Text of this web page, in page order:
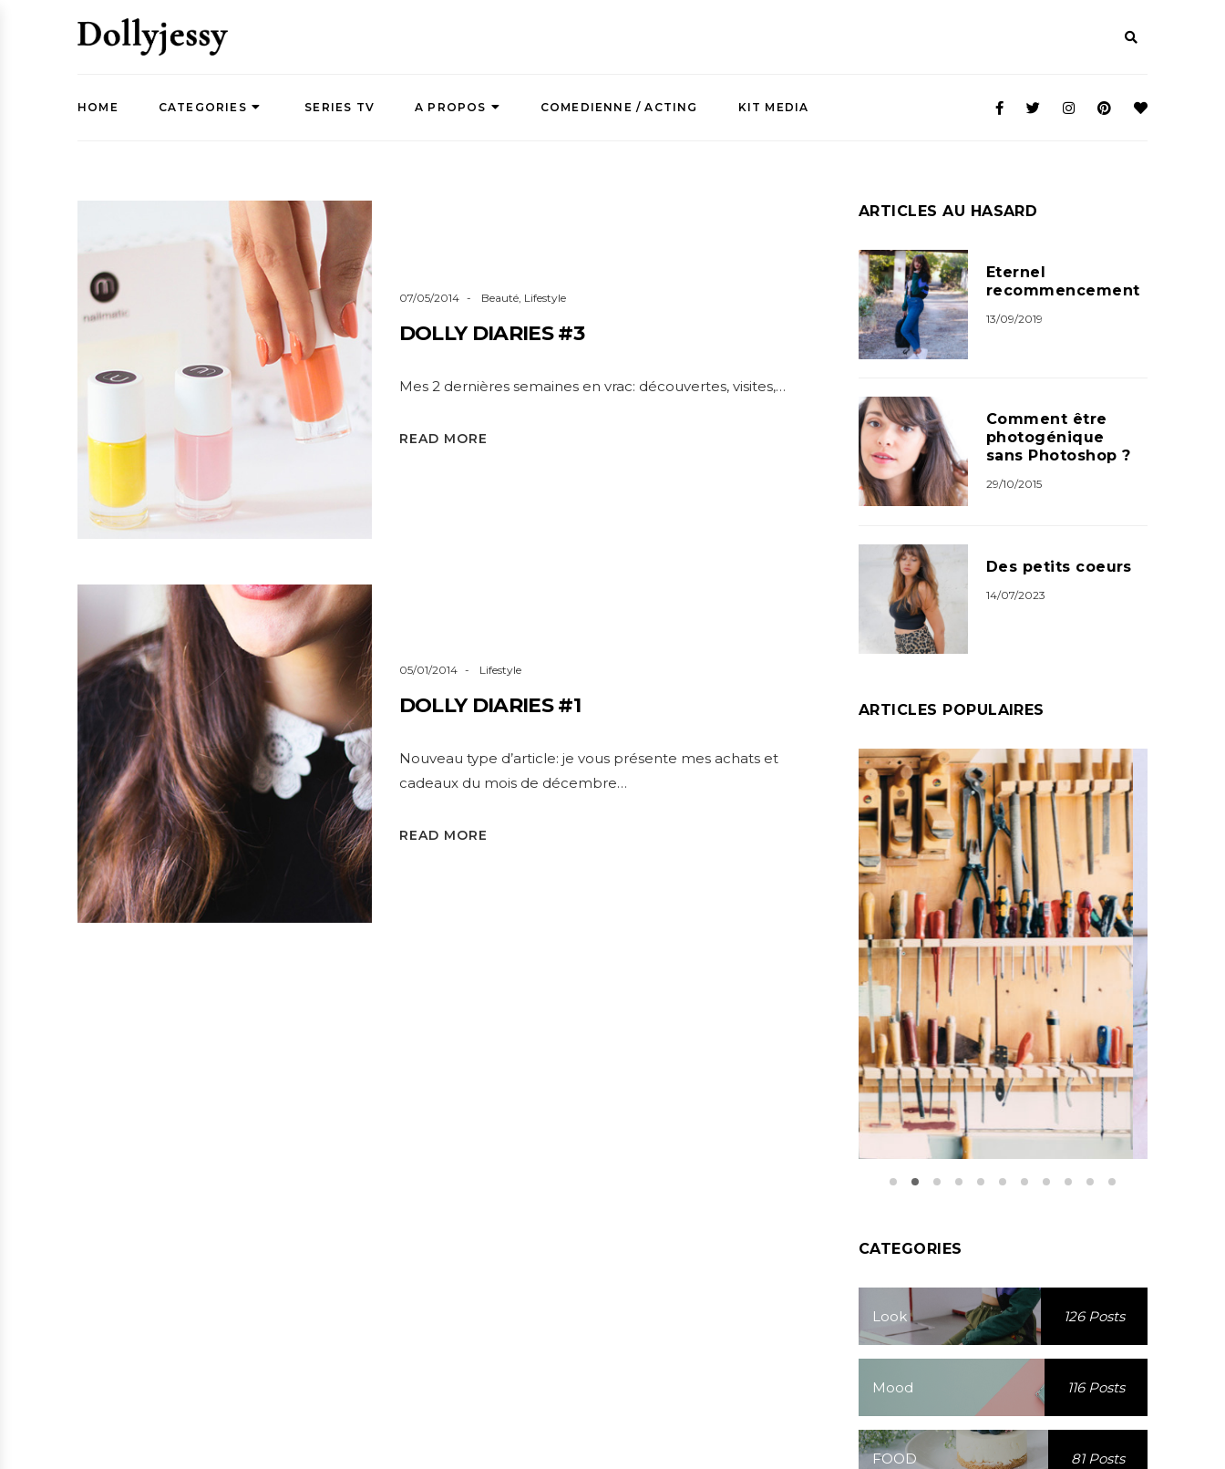
HOME CATEGORIES SERIES TV A PROPOS COMEDIENNE / ACTING KIT MEDIA
07/05/2014 Beauté, Lifestyle
DOLLY DIARIES #3
Mes 2 dernières semaines en vrac: découvertes, visites,…
READ MORE
05/01/2014 Lifestyle
DOLLY DIARIES #1
Nouveau type d’article: je vous présente mes achats et
cadeaux du mois de décembre…
READ MORE
ARTICLES AU HASARD
Eternel
recommencement
13/09/2019
Comment être
photogénique
sans Photoshop ?
29/10/2015
Des petits coeurs
14/07/2023
ARTICLES POPULAIRES
CATEGORIES
Look 126 Posts
Mood 116 Posts
FOOD 81 Posts